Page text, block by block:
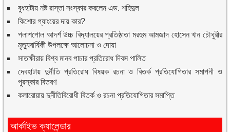
বুধহাটায় নষ্ট রাস্তা সংস্কার করলেন এড. শহিদুল
কিশোর গ্যাংয়ের দায় কার?
পলাশপোল আদর্শ উচ্চ বিদ্যালয়ের প্রতিষ্ঠাতা মরহুম আমজাদ হোসেন খান চৌধুরীর
মৃত্যুবার্ষিকী উপলক্ষে আলোচনা ও দোয়া
সাতক্ষীরায় বিশ্ব মানব পাচার প্রতিরোধ দিবস পালিত
দেবহাটায় দুর্নীতি প্রতিরোধ বিষয়ক রচনা ও বিতর্ক প্রতিযোগিতার সমাপনী ও
পুরস্কার বিতরণ
কলারোয়ায় দুর্নীতিবিরোধী বিতর্ক ও রচনা প্রতিযোগিতার সমাপ্তি
আর্কাইভ ক্যালেন্ডার